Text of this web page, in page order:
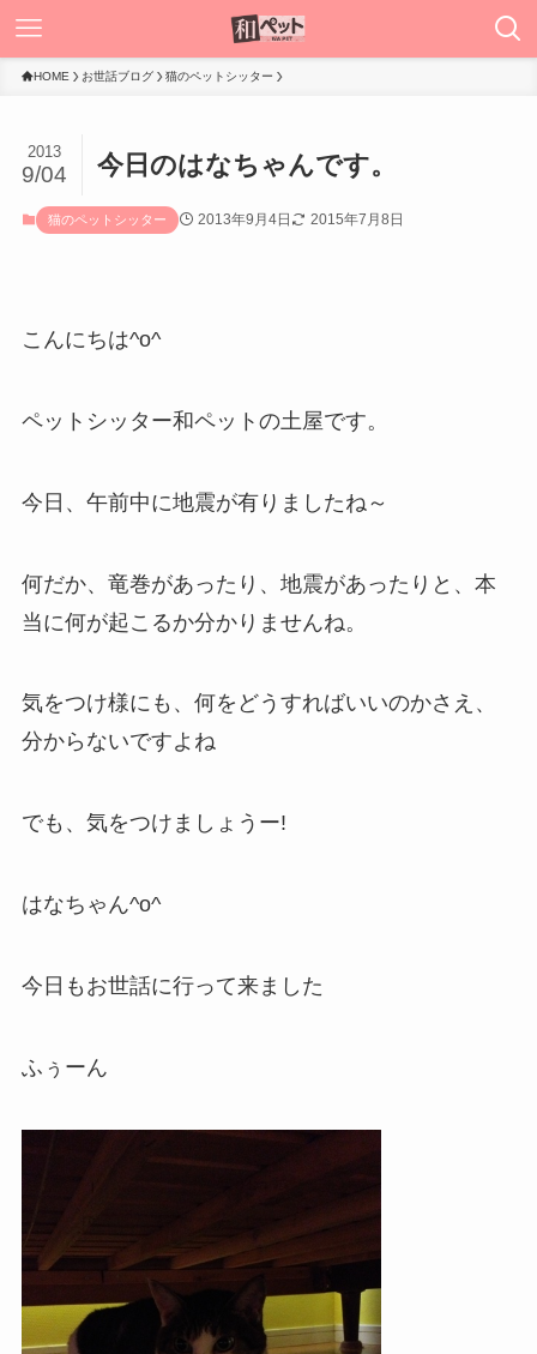
HOME お世話ブログ 猫のペットシッター
今日のはなちゃんです。
2013
9/04
猫のペットシッター 2013年9月4日 2015年7月8日
こんにちは^o^
ペットシッター和ペットの土屋です。
今日、午前中に地震が有りましたね～
何だか、竜巻があったり、地震があったりと、本
当に何が起こるか分かりませんね。
気をつけ様にも、何をどうすればいいのかさえ、
分からないですよね
でも、気をつけましょうー!
はなちゃん^o^
今日もお世話に行って来ました
ふぅーん